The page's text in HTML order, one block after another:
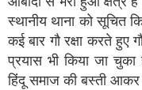
स्थानीय थाना को सूचित
कई बार गौ रक्षा करते हुए
प्रयास भी किया जा
हिंदू समाज की बस्ती आकर